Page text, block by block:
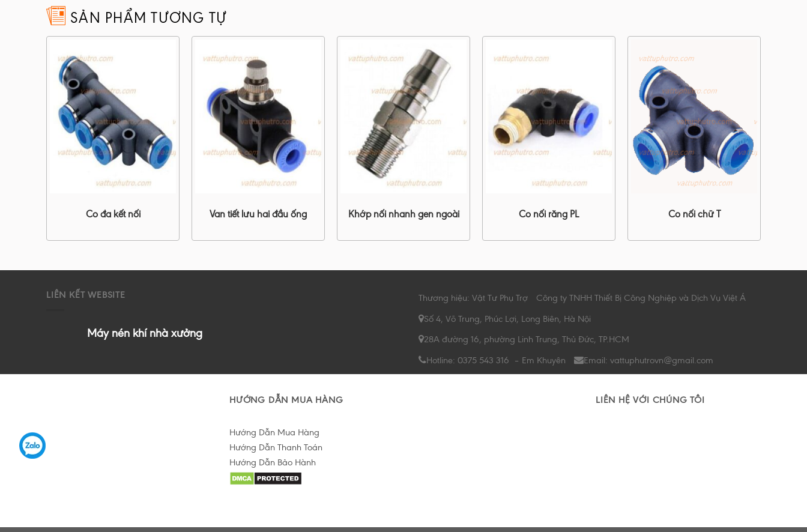
SẢN PHẨM TƯƠNG TỰ
Co đa kết nối Van tiết lưu hai đầu ống Khớp nối nhanh gen ngoài Co nối răng PL Co nối chữ T
LIÊN KẾT WEBSITE
Máy nén khí nhà xưởng
Thương hiệu: Vật Tư Phụ Trợ
Công ty TNHH Thiết Bị Công Nghiệp và Dịch Vụ Việt Á
Số 4, Võ Trung, Phúc Lợi, Long Biên, Hà Nội
28A đường 16, phường Linh Trung, Thủ Đức, TP.HCM
Hotline: 0375 543 316 – Em Khuyên
Email: vattuphutrovn@gmail.com
HƯỚNG DẪN MUA HÀNG
Hướng Dẫn Mua Hàng
Hướng Dẫn Thanh Toán
Hướng Dẫn Bảo Hành
LIÊN HỆ VỚI CHÚNG TÔI